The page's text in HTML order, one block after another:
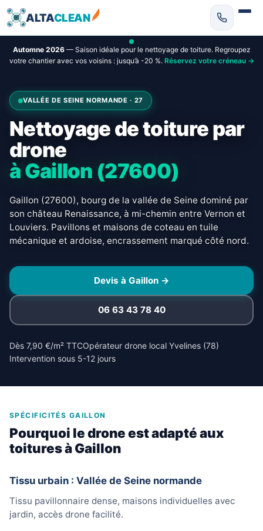
ALTACLEAN
Automne 2026— Saison idéale pour le nettoyage de toiture. Regroupez
votre chantier avec vos voisins : jusqu’à -20 %. Réservez votre créneau →
VALLÉE DE SEINE NORMANDE · 27
Nettoyage de toiture par
drone
à Gaillon (27600)
Gaillon (27600), bourg de la vallée de Seine dominé par
son château Renaissance, à mi-chemin entre Vernon et
Louviers. Pavillons et maisons de coteau en tuile
mécanique et ardoise, encrassement marqué côté nord.
Devis à Gaillon →
06 63 43 78 40
Dès 7,90 €/m² TTCOpérateur drone local Yvelines (78)
Intervention sous 5-12 jours
SPÉCIFICITÉS GAILLON
Pourquoi le drone est adapté aux
toitures à Gaillon
Tissu urbain : Vallée de Seine normande
Tissu pavillonnaire dense, maisons individuelles avec
jardin, accès drone facilité.